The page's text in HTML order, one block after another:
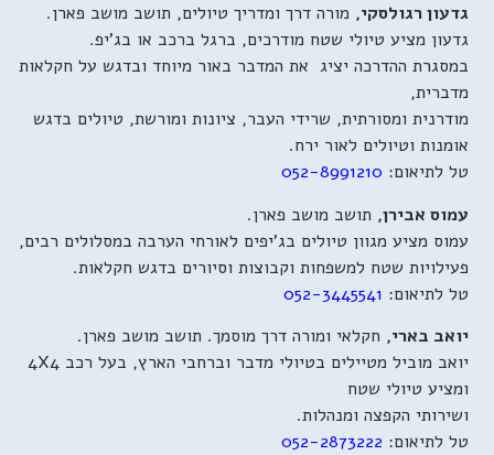
גדעון רגולסקי, מורה דרך ומדריך טיולים, תושב מושב פארן.
גדעון מציע טיולי שטח מודרכים, ברגל ברכב או בג'יפ.
במסגרת ההדרכה יציג את המדבר באור מיוחד ובדגש על חקלאות
מדברית,
מודרנית ומסורתית, שרידי העבר, ציונות ומורשת, טיולים בדגש
אומנות וטיולים לאור ירח.
טל לתיאום: 052-8991210
עמוס אבירן, תושב מושב פארן.
עמוס מציע מגוון טיולים בג'יפים לאורחי הערבה במסלולים רבים,
פעילויות שטח למשפחות וקבוצות וסיורים בדגש חקלאות.
טל לתיאום: 052-3445541
יואב בארי, חקלאי ומורה דרך מוסמך. תושב מושב פארן.
יואב מוביל מטיילים בטיולי מדבר וברחבי הארץ, בעל רכב 4X4
ומציע טיולי שטח
ושירותי הקפצה ומנהלות.
טל לתיאום: 052-2873222